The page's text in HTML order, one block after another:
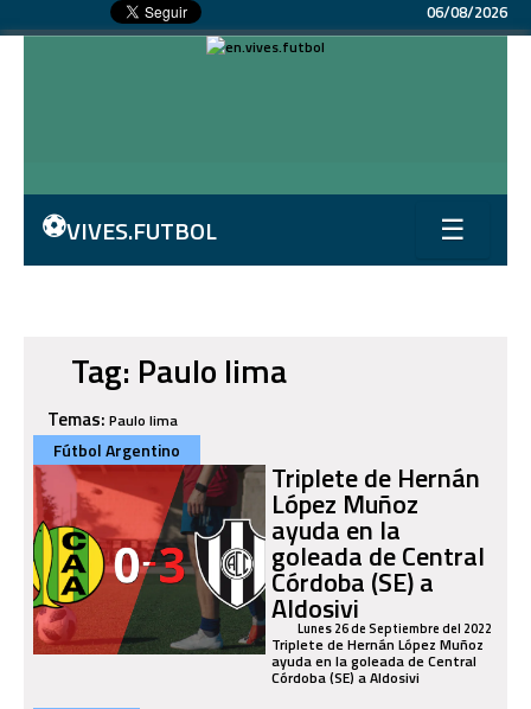
06/08/2026
⚽VIVES.FUTBOL ☰
Tag: Paulo lima
Temas: Paulo lima
Fútbol Argentino
Triplete de Hernán
López Muñoz
ayuda en la
goleada de Central
Córdoba (SE) a
Aldosivi
Lunes 26 de Septiembre del 2022
Triplete de Hernán López Muñoz
ayuda en la goleada de Central
Córdoba (SE) a Aldosivi